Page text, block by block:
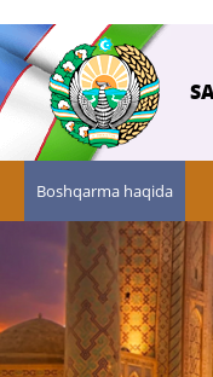
Boshqarma haqida